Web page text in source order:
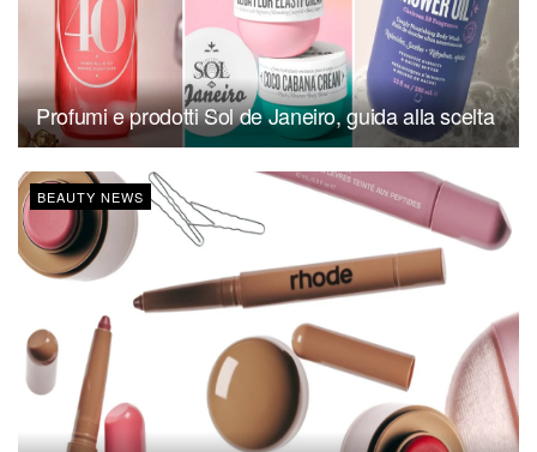
Profumi e prodotti Sol de Janeiro, guida alla scelta
BEAUTY NEWS